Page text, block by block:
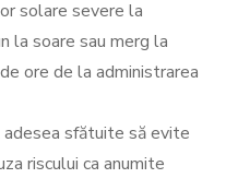
solare severe la
la soare sau merg la
ore de la administrarea
sfătuite să evite
riscului ca anumite